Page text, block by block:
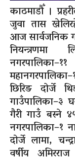
काठमाडौँ ।
जुवा तास
आज सार्वजनिक
नियन्त्रणमा
छिरिङ दोर्जे
गाउँपालिका–३
गैरी गाउँ बस्ने
नगरपालिका–१
दोर्जे लामा,